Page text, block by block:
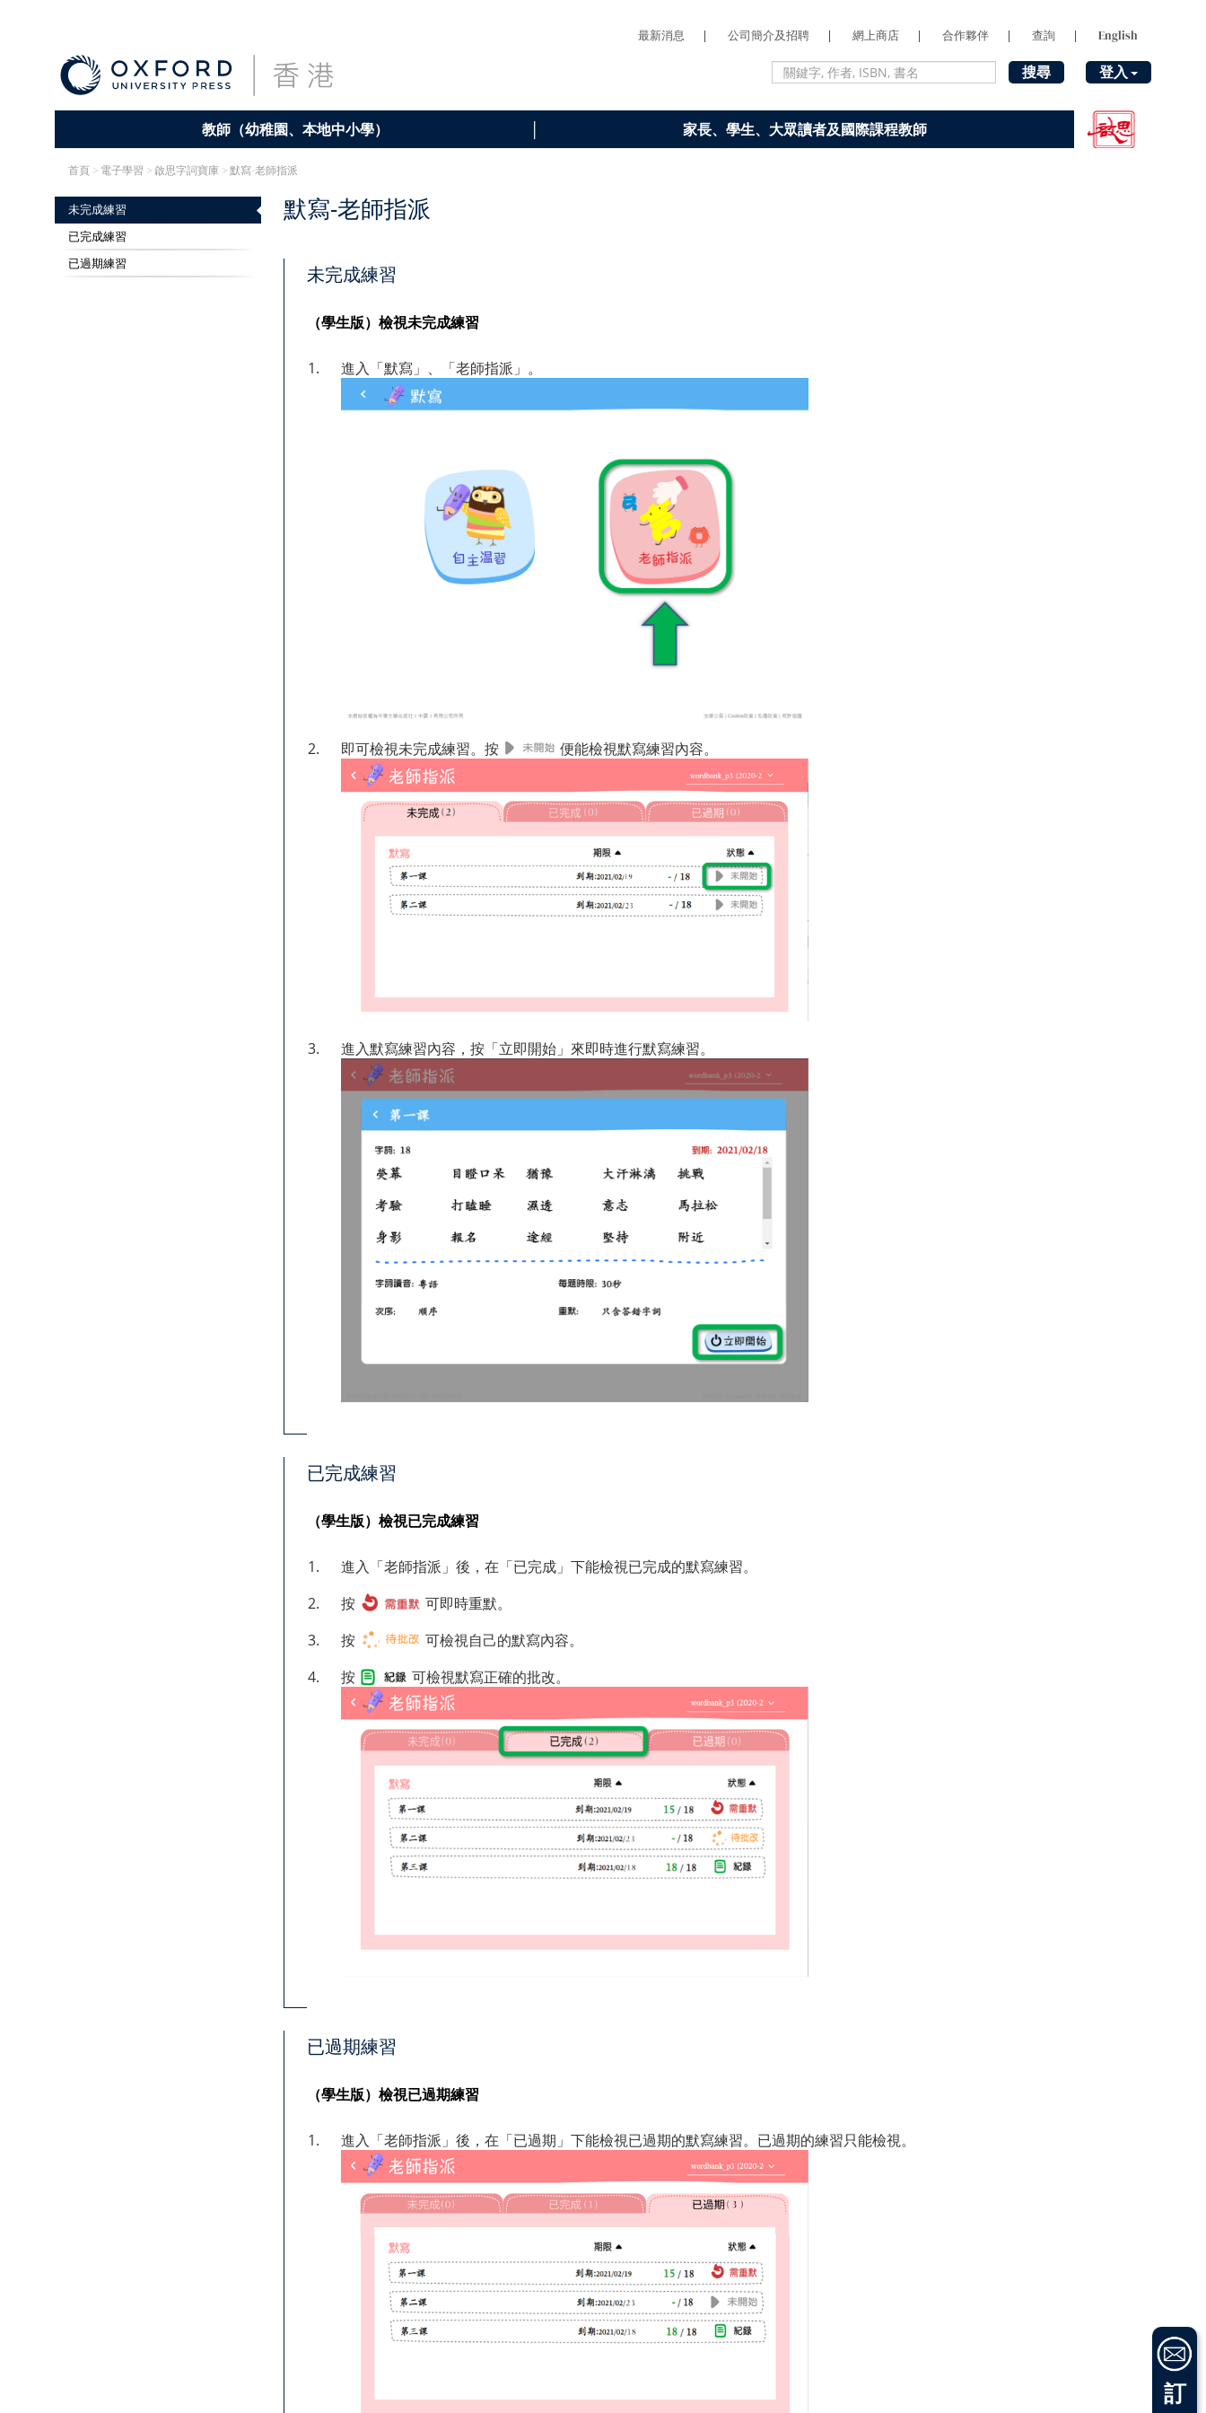
最新消息 | 公司簡介及招聘 | 網上商店 | 合作夥伴 | 查詢 | English
搜尋 登入
教師（幼稚園、本地中小學） 家長、學生、大眾讀者及國際課程教師
首頁 > 電子學習 > 啟思字詞寶庫 > 默寫-老師指派
未完成練習
已完成練習
已過期練習
默寫-老師指派
未完成練習
（學生版）檢視未完成練習
1. 進入「默寫」、「老師指派」。
2. 即可檢視未完成練習。按 便能檢視默寫練習內容。
3. 進入默寫練習內容，按「立即開始」來即時進行默寫練習。
已完成練習
（學生版）檢視已完成練習
1.
進入「老師指派」後，在「已完成」下能檢視已完成的默寫練習。
2.
按
可即時重默。
3.
按
可檢視自己的默寫內容。
4.
按 可檢視默寫正確的批改。
已過期練習
（學生版）檢視已過期練習
1. 進入「老師指派」後，在「已過期」下能檢視已過期的默寫練習。已過期的練習只能檢視。
訂